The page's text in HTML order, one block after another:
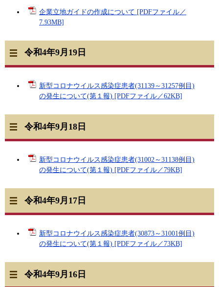
企業立地ガイドの作成について [PDFファイル／
7.93MB]
令和4年9月19日
新型コロナウイルス感染症患者(31139～31257例目)
の発生について(第１報) [PDFファイル／62KB]
令和4年9月18日
新型コロナウイルス感染症患者(31002～31138例目)
の発生について(第１報) [PDFファイル／79KB]
令和4年9月17日
新型コロナウイルス感染症患者(30873～31001例目)
の発生について(第１報) [PDFファイル／73KB]
令和4年9月16日